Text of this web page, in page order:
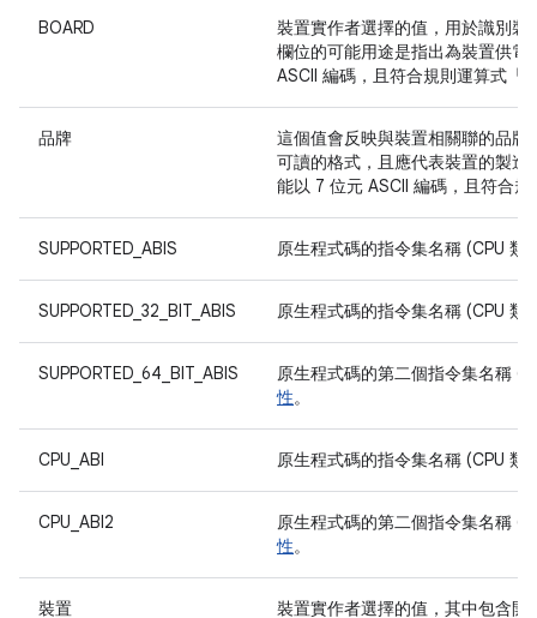
BOARD
裝置實作者選擇的值，用於識別
欄位的可能用途是指出為裝置供
ASCII 編碼，且符合規則運算式
品牌
這個值會反映與裝置相關聯的品
可讀的格式，且應代表裝置的製
能以 7 位元 ASCII 編碼，且符合
SUPPORTED_ABIS 原生程式碼的指令集名稱 (CPU 類
SUPPORTED_32_BIT_ABIS 原生程式碼的指令集名稱 (CPU 類
SUPPORTED_64_BIT_ABIS
原生程式碼的第二個指令集名稱
性。
CPU_ABI 原生程式碼的指令集名稱 (CPU 類
CPU_ABI2
原生程式碼的第二個指令集名稱
性。
裝置 裝置實作者選擇的值，其中包含